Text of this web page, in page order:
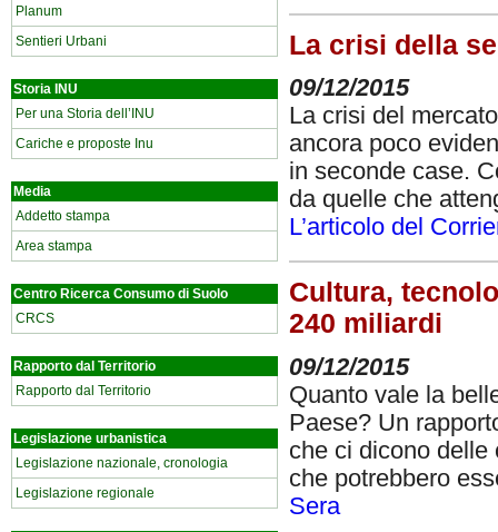
Planum
Sentieri Urbani
Storia INU
Per una Storia dell’INU
Cariche e proposte Inu
Media
Addetto stampa
Area stampa
Centro Ricerca Consumo di Suolo
CRCS
Rapporto dal Territorio
Rapporto dal Territorio
Legislazione urbanistica
Legislazione nazionale, cronologia
Legislazione regionale
La crisi della
09/12/2015
La crisi del
ancora poco
in seconde case.
da quelle che
L’articolo del
Cultura,
240 miliardi
09/12/2015
Quanto vale la
Paese? Un
che ci dicono delle
che potrebbero
Sera